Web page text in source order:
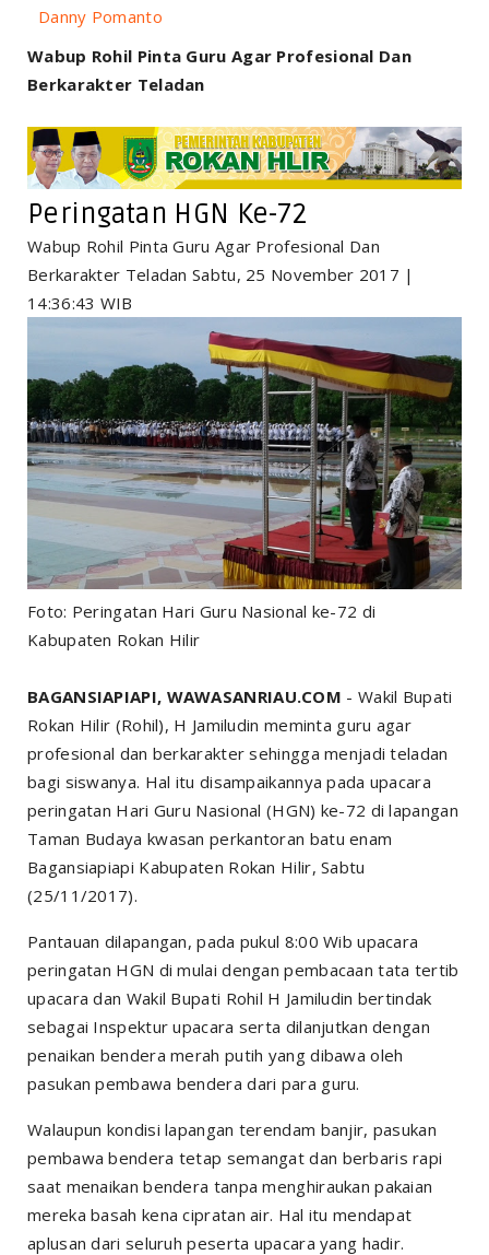
Danny Pomanto
Wabup Rohil Pinta Guru Agar Profesional Dan
Berkarakter Teladan
Peringatan HGN Ke-72
Wabup Rohil Pinta Guru Agar Profesional Dan
Berkarakter Teladan Sabtu, 25 November 2017 |
14:36:43 WIB
Foto: Peringatan Hari Guru Nasional ke-72 di
Kabupaten Rokan Hilir
BAGANSIAPIAPI, WAWASANRIAU.COM - Wakil Bupati
Rokan Hilir (Rohil), H Jamiludin meminta guru agar
profesional dan berkarakter sehingga menjadi teladan
bagi siswanya. Hal itu disampaikannya pada upacara
peringatan Hari Guru Nasional (HGN) ke-72 di lapangan
Taman Budaya kwasan perkantoran batu enam
Bagansiapiapi Kabupaten Rokan Hilir, Sabtu
(25/11/2017).
Pantauan dilapangan, pada pukul 8:00 Wib upacara
peringatan HGN di mulai dengan pembacaan tata tertib
upacara dan Wakil Bupati Rohil H Jamiludin bertindak
sebagai Inspektur upacara serta dilanjutkan dengan
penaikan bendera merah putih yang dibawa oleh
pasukan pembawa bendera dari para guru.
Walaupun kondisi lapangan terendam banjir, pasukan
pembawa bendera tetap semangat dan berbaris rapi
saat menaikan bendera tanpa menghiraukan pakaian
mereka basah kena cipratan air. Hal itu mendapat
aplusan dari seluruh peserta upacara yang hadir.